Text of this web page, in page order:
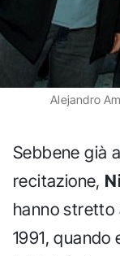
Alejandro
Sebbene già
recitazione,
hanno stretto
1991,